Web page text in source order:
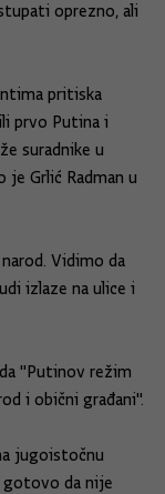
oprezno, ali
pritiska
prvo Putina i
suradnike u
je Grlić Radman u
Vidimo da
izlaze na ulice i
"Putinov režim
i obični građani".
jugoistočnu
gotovo da nije